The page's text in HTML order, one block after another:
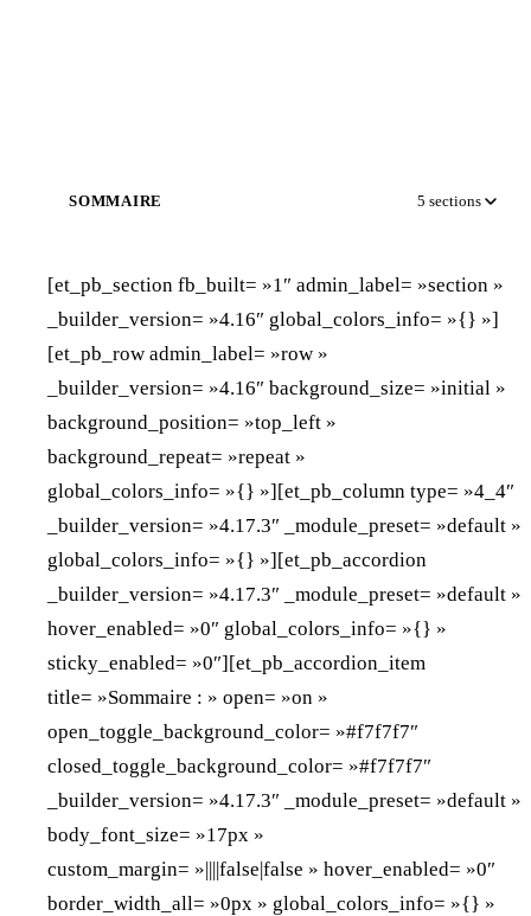
SOMMAIRE 5 sections
[et_pb_section fb_built= »1″ admin_label= »section »
_builder_version= »4.16″ global_colors_info= »{} »]
[et_pb_row admin_label= »row »
_builder_version= »4.16″ background_size= »initial »
background_position= »top_left »
background_repeat= »repeat »
global_colors_info= »{} »][et_pb_column type= »4_4″
_builder_version= »4.17.3″ _module_preset= »default »
global_colors_info= »{} »][et_pb_accordion
_builder_version= »4.17.3″ _module_preset= »default »
hover_enabled= »0″ global_colors_info= »{} »
sticky_enabled= »0″][et_pb_accordion_item
title= »Sommaire : » open= »on »
open_toggle_background_color= »#f7f7f7″
closed_toggle_background_color= »#f7f7f7″
_builder_version= »4.17.3″ _module_preset= »default »
body_font_size= »17px »
custom_margin= »||||false|false » hover_enabled= »0″
border_width_all= »0px » global_colors_info= »{} »